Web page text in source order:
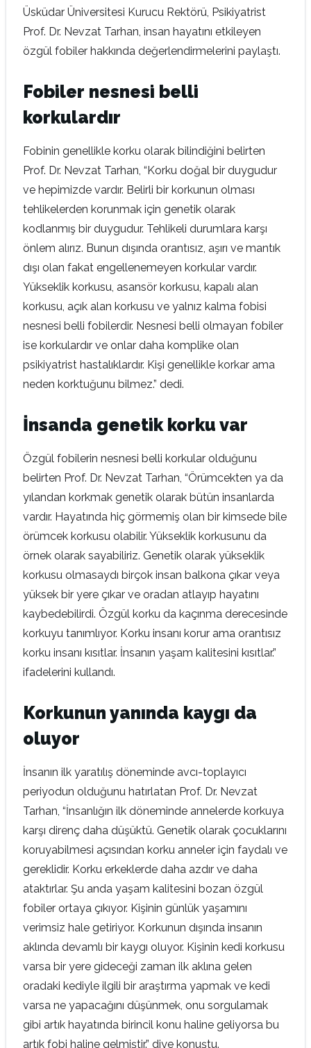
Üsküdar Üniversitesi Kurucu Rektörü, Psikiyatrist
Prof. Dr. Nevzat Tarhan, insan hayatını etkileyen
özgül fobiler hakkında değerlendirmelerini paylaştı.
Fobiler nesnesi belli
korkulardır
Fobinin genellikle korku olarak bilindiğini belirten
Prof. Dr. Nevzat Tarhan, “Korku doğal bir duygudur
ve hepimizde vardır. Belirli bir korkunun olması
tehlikelerden korunmak için genetik olarak
kodlanmış bir duygudur. Tehlikeli durumlara karşı
önlem alırız. Bunun dışında orantısız, aşırı ve mantık
dışı olan fakat engellenemeyen korkular vardır.
Yükseklik korkusu, asansör korkusu, kapalı alan
korkusu, açık alan korkusu ve yalnız kalma fobisi
nesnesi belli fobilerdir. Nesnesi belli olmayan fobiler
ise korkulardır ve onlar daha komplike olan
psikiyatrist hastalıklardır. Kişi genellikle korkar ama
neden korktuğunu bilmez.” dedi.
İnsanda genetik korku var
Özgül fobilerin nesnesi belli korkular olduğunu
belirten Prof. Dr. Nevzat Tarhan, “Örümcekten ya da
yılandan korkmak genetik olarak bütün insanlarda
vardır. Hayatında hiç görmemiş olan bir kimsede bile
örümcek korkusu olabilir. Yükseklik korkusunu da
örnek olarak sayabiliriz. Genetik olarak yükseklik
korkusu olmasaydı birçok insan balkona çıkar veya
yüksek bir yere çıkar ve oradan atlayıp hayatını
kaybedebilirdi. Özgül korku da kaçınma derecesinde
korkuyu tanımlıyor. Korku insanı korur ama orantısız
korku insanı kısıtlar. İnsanın yaşam kalitesini kısıtlar.”
ifadelerini kullandı.
Korkunun yanında kaygı da
oluyor
İnsanın ilk yaratılış döneminde avcı-toplayıcı
periyodun olduğunu hatırlatan Prof. Dr. Nevzat
Tarhan, “İnsanlığın ilk döneminde annelerde korkuya
karşı direnç daha düşüktü. Genetik olarak çocuklarını
koruyabilmesi açısından korku anneler için faydalı ve
gereklidir. Korku erkeklerde daha azdır ve daha
ataktırlar. Şu anda yaşam kalitesini bozan özgül
fobiler ortaya çıkıyor. Kişinin günlük yaşamını
verimsiz hale getiriyor. Korkunun dışında insanın
aklında devamlı bir kaygı oluyor. Kişinin kedi korkusu
varsa bir yere gideceği zaman ilk aklına gelen
oradaki kediyle ilgili bir araştırma yapmak ve kedi
varsa ne yapacağını düşünmek, onu sorgulamak
gibi artık hayatında birincil konu haline geliyorsa bu
artık fobi haline gelmiştir.” diye konuştu.